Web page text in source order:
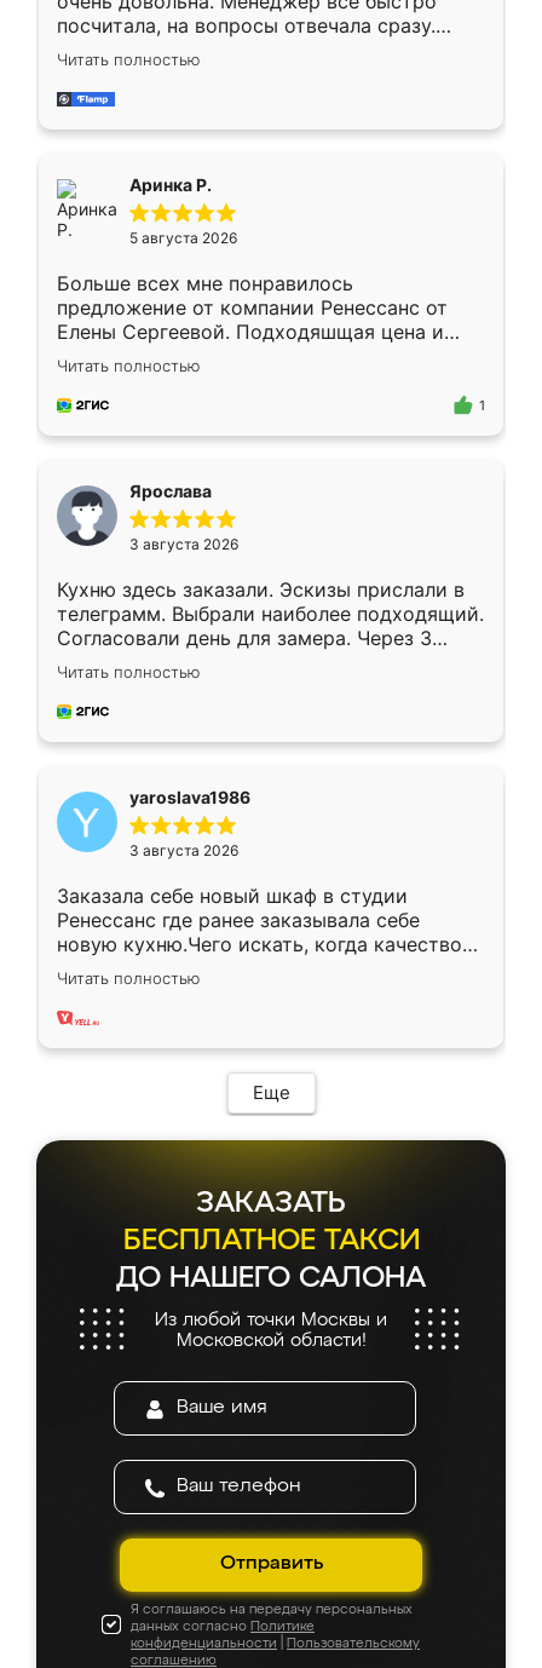
посчитала, на вопросы отвечала сразу.
Замерщик приехал в субботу, подошёл к
делу со всей ответственностью. Собрали
за день, ребята работали аккуратно, даже
Читать полностью
Аринка Р.
5 августа 2026
Больше всех мне понравилось
предложение от компании Ренессанс от
Елены Сергеевой. Подходяшщая цена и
короткие сроки изготовления. Приехавший
для замера сотрудник Владислав
предложил по моему эскизу самый
Читать полностью
1
Ярослава
3 августа 2026
Кухню здесь заказали. Эскизы прислали в
телеграмм. Выбрали наиболее подходящий.
Согласовали день для замера. Через 3
недели кухня была уже готова. Остались
довольны работой. Спасибо Ренессанс
мебель за качественную работу!
Читать полностью
yaroslava1986
3 августа 2026
Заказала себе новый шкаф в студии
Ренессанс где ранее заказывала себе
новую кухню.Чего искать, когда качеством
вполне довольна. Служит кухня уже почти
два года, нареканий нет.
Читать полностью
Еще
ЗАКАЗАТЬ
БЕСПЛАТНОЕ ТАКСИ
ДО НАШЕГО САЛОНА
Из любой точки Москвы и
Московской области!
Отправить
Я соглашаюсь на передачу персональных
данных согласно Политике
конфиденциальности
Пользовательскому
соглашению